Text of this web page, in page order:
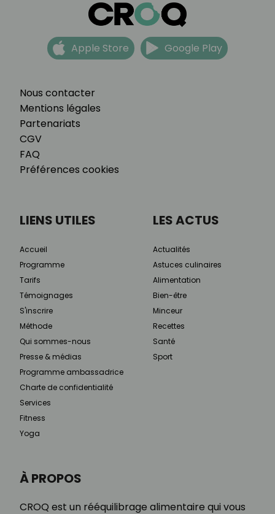
Nous contacter
Mentions légales
Partenariats
CGV
FAQ
Préférences cookies
Apple Store Google Play
À PROPOS
CROQ est un rééquilibrage alimentaire qui vous
LIENS UTILES
Accueil
Programme
Tarifs
Témoignages
S'inscrire
Méthode
Qui sommes-nous
Presse & médias
Programme ambassadrice
Charte de confidentialité
Services
Fitness
Yoga
LES ACTUS
Actualités
Astuces culinaires
Alimentation
Bien-être
Minceur
Recettes
Santé
Sport